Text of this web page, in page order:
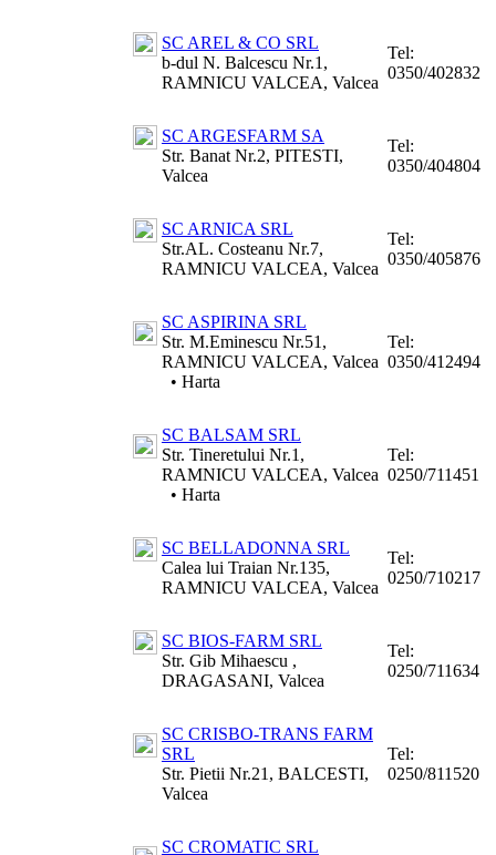
SC AREL & CO SRL
b-dul N. Balcescu Nr.1,
RAMNICU VALCEA, Valcea
Tel:
0350/402832
SC ARGESFARM SA
Str. Banat Nr.2, PITESTI,
Valcea
Tel:
0350/404804
SC ARNICA SRL
Str.AL. Costeanu Nr.7,
RAMNICU VALCEA, Valcea
Tel:
0350/405876
SC ASPIRINA SRL
Str. M.Eminescu Nr.51,
RAMNICU VALCEA, Valcea
• Harta
Tel:
0350/412494
SC BALSAM SRL
Str. Tineretului Nr.1,
RAMNICU VALCEA, Valcea
• Harta
Tel:
0250/711451
SC BELLADONNA SRL
Calea lui Traian Nr.135,
RAMNICU VALCEA, Valcea
Tel:
0250/710217
SC BIOS-FARM SRL
Str. Gib Mihaescu ,
DRAGASANI, Valcea
Tel:
0250/711634
SC CRISBO-TRANS FARM
SRL
Str. Pietii Nr.21, BALCESTI,
Valcea
Tel:
0250/811520
SC CROMATIC SRL